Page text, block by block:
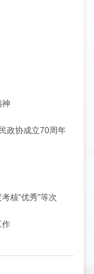
神
政协成立70周年
核“优秀”等次
作